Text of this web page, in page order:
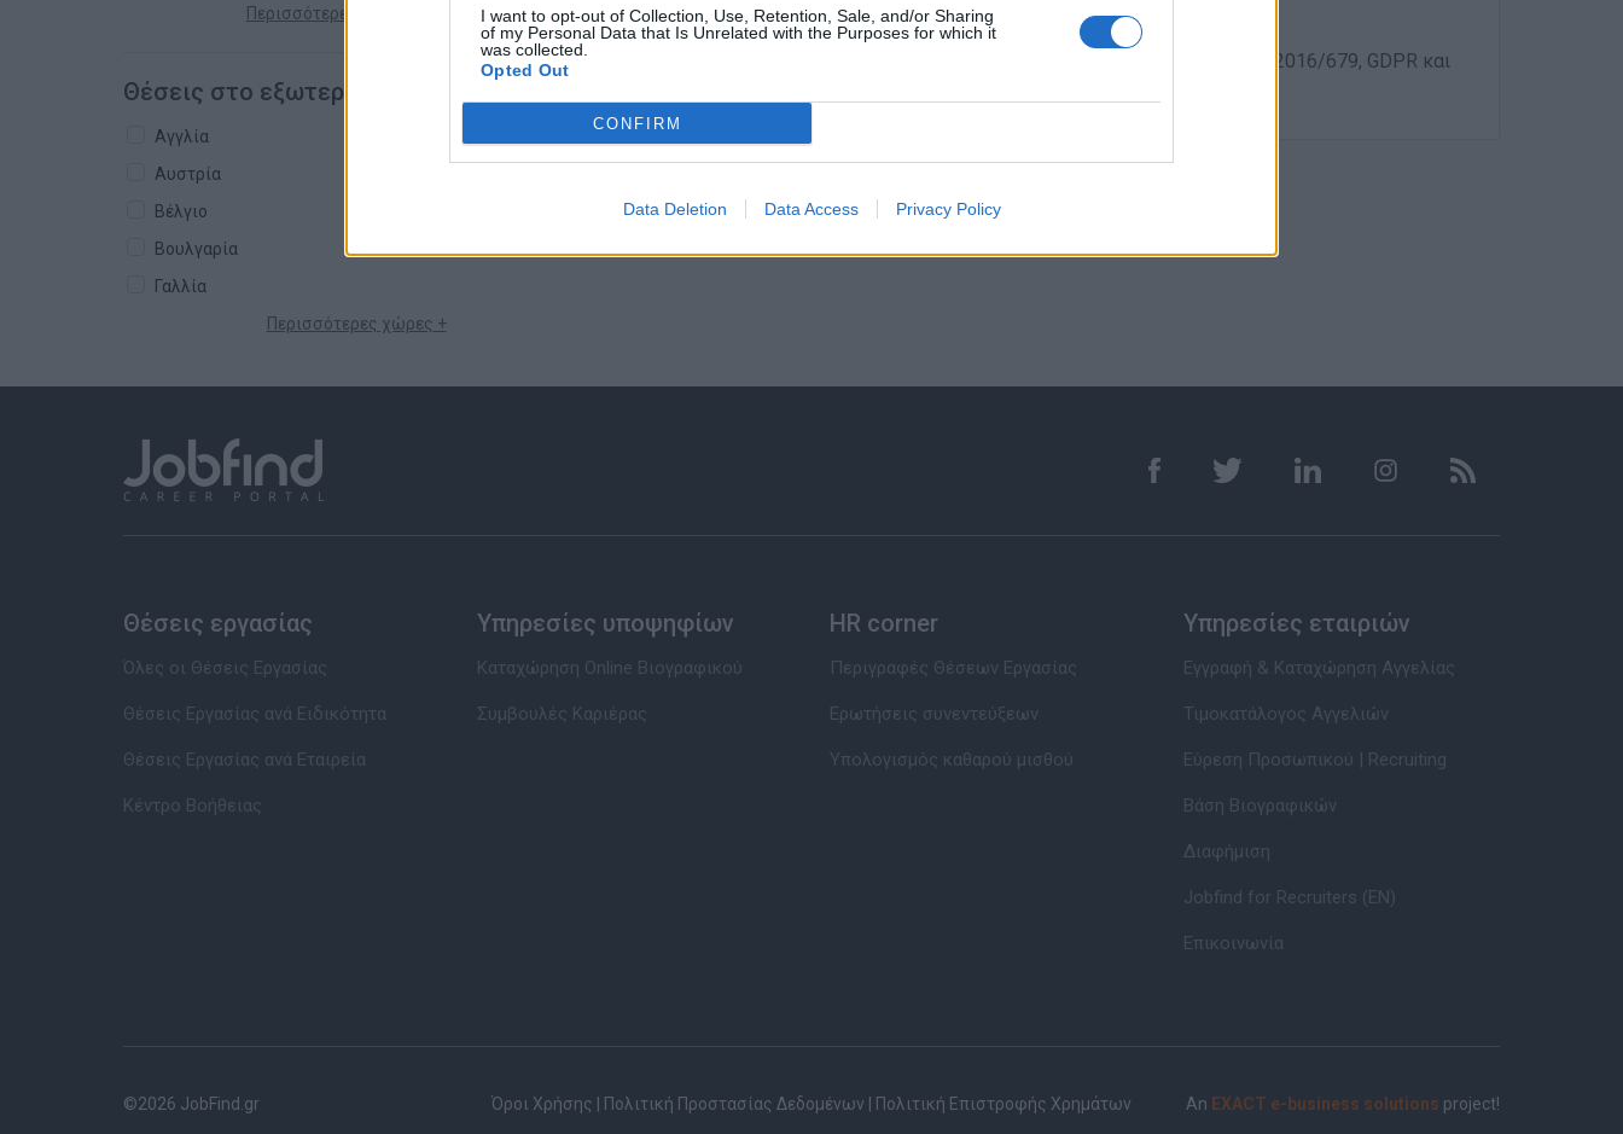
I want to opt-out of Collection, Use, Retention, Sale, and/or Sharing
of my Personal Data that Is Unrelated with the Purposes for which it
was collected.
Opted Out
CONFIRM
Data Deletion Data Access Privacy Policy
Περισσότερες γλώσσες +
Θέσεις στο εξωτερικό
Αγγλία
Αυστρία
Βέλγιο
Βουλγαρία
Γαλλία
Περισσότερες χώρες +
Σύγχρονο, φιλικό και πλήρως οργανωμένο περιβάλλον εργασίας
Σε όλες τις αιτήσεις θα τηρηθεί απόλυτη εχεμύθεια με βάση τον κανονισμό Ε.Ε. 2016/679, GDPR και
Θέσεις εργασίας
Όλες οι Θέσεις Εργασίας
Θέσεις Εργασίας ανά Ειδικότητα
Θέσεις Εργασίας ανά Εταιρεία
Κέντρο Βοήθειας
Υπηρεσίες υποψηφίων
Καταχώρηση Online Βιογραφικού
Συμβουλές Καριέρας
HR corner
Περιγραφές Θέσεων Εργασίας
Ερωτήσεις συνεντεύξεων
Υπολογισμός καθαρού μισθού
Υπηρεσίες εταιριών
Εγγραφή & Καταχώρηση Αγγελίας
Τιμοκατάλογος Αγγελιών
Εύρεση Προσωπικού | Recruiting
Βάση Βιογραφικών
Διαφήμιση
Jobfind for Recruiters (EN)
Επικοινωνία
©2026 JobFind.gr Όροι Χρήσης Πολιτική Προστασίας Δεδομένων Πολιτική Επιστροφής Χρημάτων An EXACT e-business solutions project!